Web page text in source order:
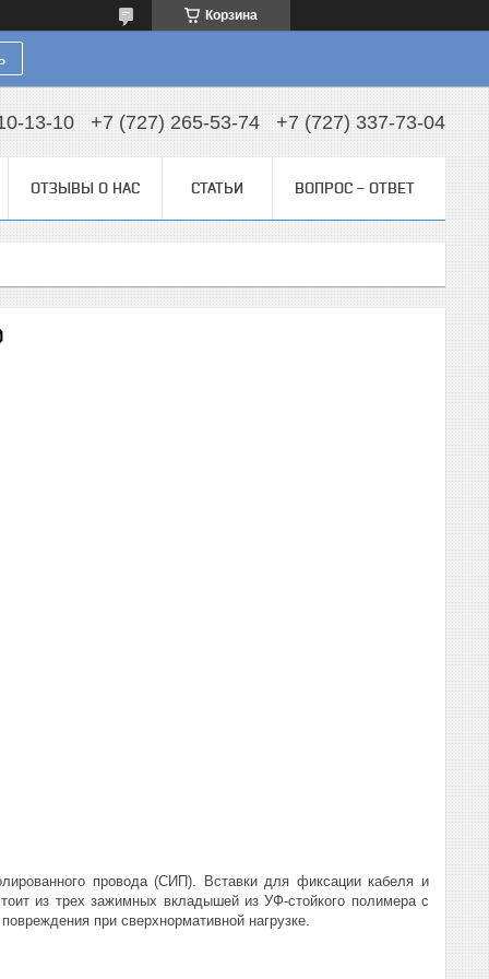
Корзина
13-10 +7 (727) 265-53-74 +7 (727) 337-73-04
ОТЗЫВЫ О НАС СТАТЬИ ВОПРОС - ОТВЕТ
провода (СИП). Вставки для фиксации кабеля и
из трех зажимных вкладышей из УФ-стойкого полимера с
при сверхнормативной нагрузке.